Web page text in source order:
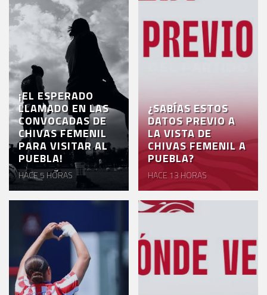
¡EL ESPERADO
LLAMADO EN LAS
CONVOCADAS DE
CHIVAS FEMENIL
PARA VISITAR AL
PUEBLA!
HACE 5 HORAS
¿SABÍAS ESTOS
DATOS PREVIO A
LA VISTA DE
CHIVAS FEMENIL A
PUEBLA?
HACE 13 HORAS